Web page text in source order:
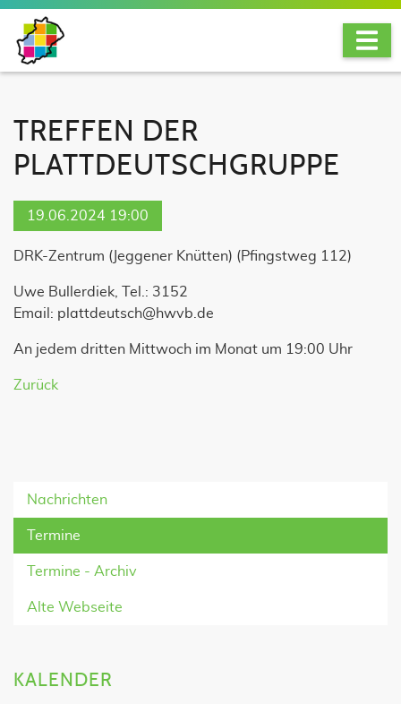
TREFFEN DER
PLATTDEUTSCHGRUPPE
19.06.2024 19:00
DRK-Zentrum (Jeggener Knütten) (Pfingstweg 112)
Uwe Bullerdiek, Tel.: 3152
Email: plattdeutsch@hwvb.de
An jedem dritten Mittwoch im Monat um 19:00 Uhr
Zurück
Nachrichten
Termine
Termine - Archiv
Alte Webseite
KALENDER